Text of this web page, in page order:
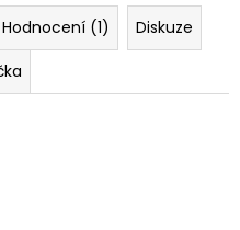
Hodnocení (1)
Diskuze